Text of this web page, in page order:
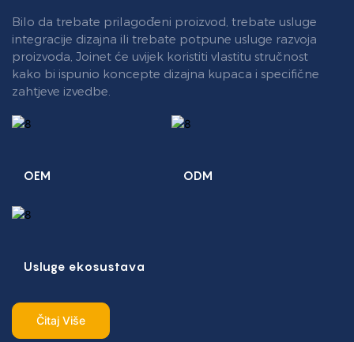
Bilo da trebate prilagođeni proizvod, trebate usluge
integracije dizajna ili trebate potpune usluge razvoja
proizvoda, Joinet će uvijek koristiti vlastitu stručnost
kako bi ispunio koncepte dizajna kupaca i specifične
zahtjeve izvedbe.
OEM ODM
Usluge ekosustava
Čitaj Više